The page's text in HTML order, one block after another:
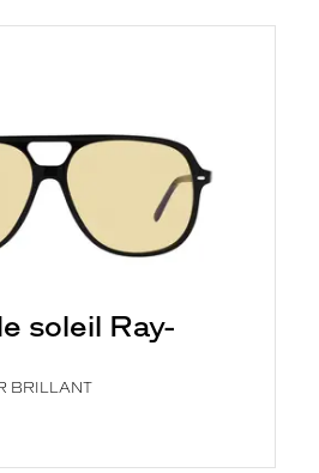
soleil Ray-
BRILLANT